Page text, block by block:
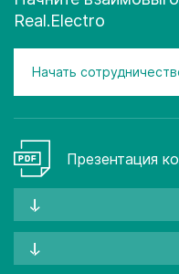
Real.Electro
Начать
Презентация